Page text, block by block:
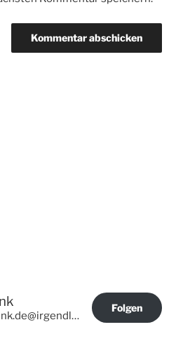
@irgendlink.de@irgendlink.de
Folgen